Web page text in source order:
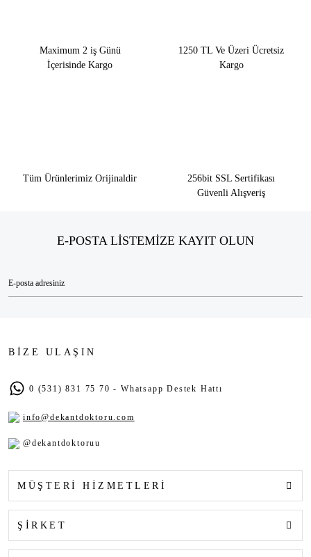
Maximum 2 iş Günü
İçerisinde Kargo
1250 TL Ve Üzeri Ücretsiz
Kargo
Tüm Ürünlerimiz Orijinaldir
256bit SSL Sertifikası
Güvenli Alışveriş
E-POSTA LİSTEMİZE KAYIT OLUN
BİZE ULAŞIN
0 (531) 831 75 70 - Whatsapp Destek Hattı
info@dekantdoktoru.com
@dekantdoktoruu
MÜŞTERİ HİZMETLERİ
ŞİRKET